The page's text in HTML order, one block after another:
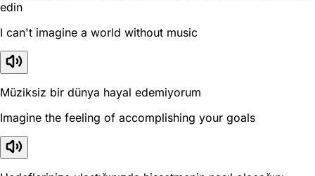
edin
I can't imagine a world without music
Müziksiz bir dünya hayal edemiyorum
Imagine the feeling of accomplishing your goals